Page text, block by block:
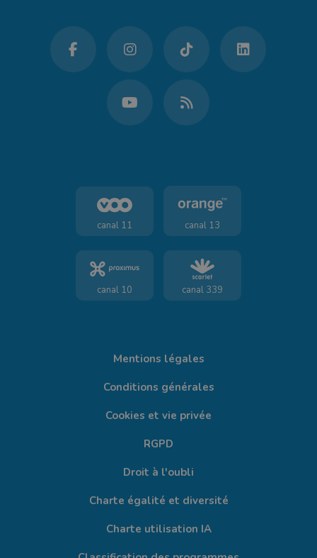
canal 11 canal 13
canal 10 canal 339
Mentions légales
Conditions générales
Cookies et vie privée
RGPD
Droit à l'oubli
Charte égalité et diversité
Charte utilisation IA